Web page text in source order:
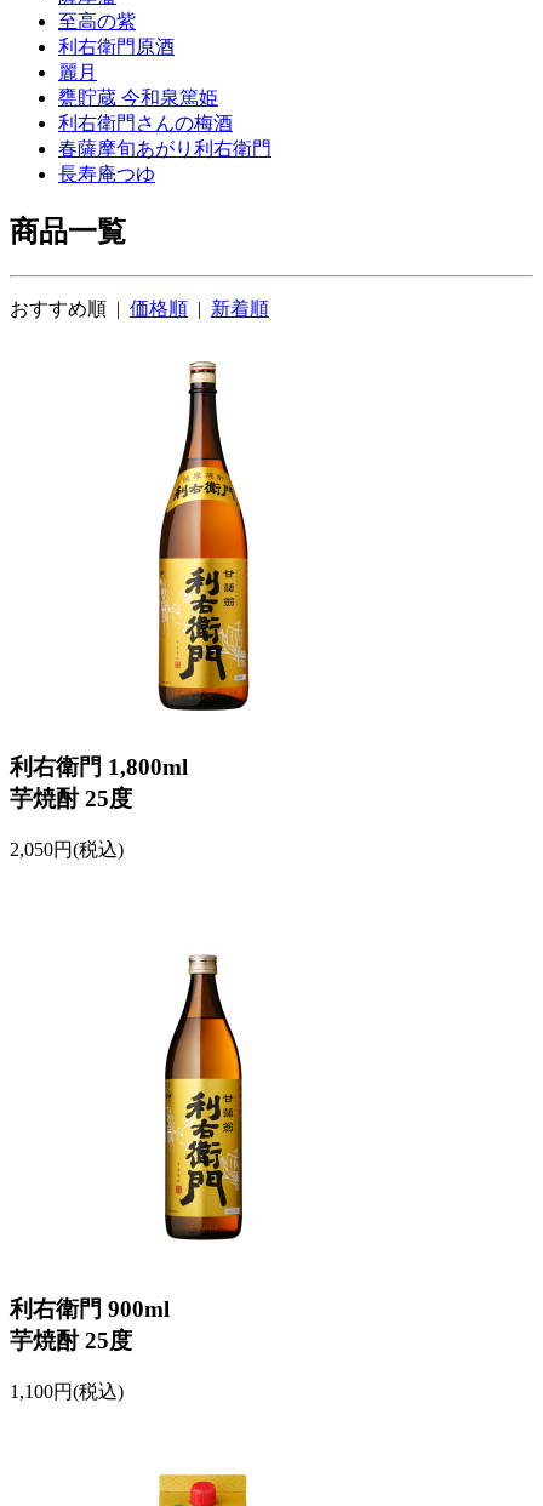
至高の紫
利右衛門原酒
麗月
甕貯蔵 今和泉篤姫
利右衛門さんの梅酒
春薩摩旬あがり利右衛門
長寿庵つゆ
商品一覧
おすすめ順 | 価格順 | 新着順
利右衛門 1,800ml
芋焼酎 25度
2,050円(税込)
利右衛門 900ml
芋焼酎 25度
1,100円(税込)